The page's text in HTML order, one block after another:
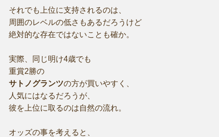
それでも上位に支持されるのは、
周囲のレベルの低さもあるだろうけど
絶対的な存在ではないことも確か。
実際、同じ明け4歳でも
重賞2勝の
サトノグランツの方が買いやすく、
人気にはなるだろうが、
彼を上位に取るのは自然の流れ。
オッズの事を考えると、